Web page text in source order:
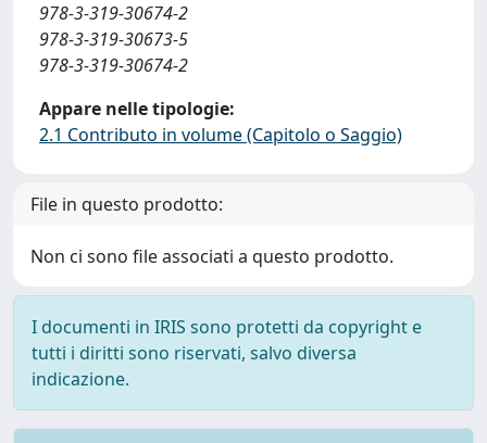
978-3-319-30674-2
978-3-319-30673-5
978-3-319-30674-2
Appare nelle tipologie:
2.1 Contributo in volume (Capitolo o Saggio)
File in questo prodotto:
Non ci sono file associati a questo prodotto.
I documenti in IRIS sono protetti da copyright e
tutti i diritti sono riservati, salvo diversa
indicazione.